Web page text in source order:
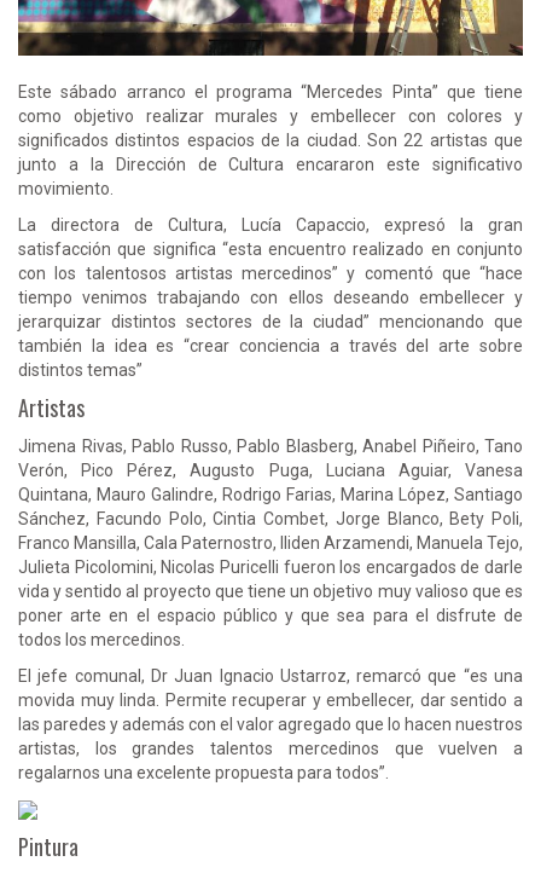
Este sábado arranco el programa “Mercedes Pinta” que tiene
como objetivo realizar murales y embellecer con colores y
significados distintos espacios de la ciudad. Son 22 artistas que
junto a la Dirección de Cultura encararon este significativo
movimiento.
La directora de Cultura, Lucía Capaccio, expresó la gran
satisfacción que significa “esta encuentro realizado en conjunto
con los talentosos artistas mercedinos” y comentó que “hace
tiempo venimos trabajando con ellos deseando embellecer y
jerarquizar distintos sectores de la ciudad” mencionando que
también la idea es “crear conciencia a través del arte sobre
distintos temas”
Artistas
Jimena Rivas, Pablo Russo, Pablo Blasberg, Anabel Piñeiro, Tano
Verón, Pico Pérez, Augusto Puga, Luciana Aguiar, Vanesa
Quintana, Mauro Galindre, Rodrigo Farias, Marina López, Santiago
Sánchez, Facundo Polo, Cintia Combet, Jorge Blanco, Bety Poli,
Franco Mansilla, Cala Paternostro, IIiden Arzamendi, Manuela Tejo,
Julieta Picolomini, Nicolas Puricelli fueron los encargados de darle
vida y sentido al proyecto que tiene un objetivo muy valioso que es
poner arte en el espacio público y que sea para el disfrute de
todos los mercedinos.
El jefe comunal, Dr Juan Ignacio Ustarroz, remarcó que “es una
movida muy linda. Permite recuperar y embellecer, dar sentido a
las paredes y además con el valor agregado que lo hacen nuestros
artistas, los grandes talentos mercedinos que vuelven a
regalarnos una excelente propuesta para todos”.
Pintura